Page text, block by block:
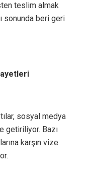
teslim almak
sonunda beri geri
sosyal medya
getiriliyor. Bazı
karşın vize